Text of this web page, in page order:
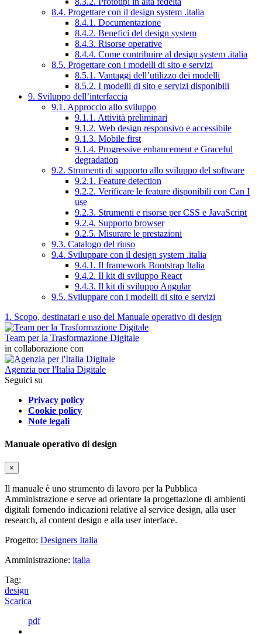
8.4. Progettare con il design system .italia
8.4.1. Documentazione
8.4.2. Benefici del design system
8.4.3. Risorse operative
8.4.4. Come contribuire al design system .italia
8.5. Progettare con i modelli di sito e servizi
8.5.1. Vantaggi dell’utilizzo dei modelli
8.5.2. I modelli di sito e servizi disponibili
9. Sviluppo dell’interfaccia
9.1. Approccio allo sviluppo
9.1.1. Attività preliminari
9.1.2. Web design responsivo e accessibile
9.1.3. Mobile first
9.1.4. Progressive enhancement e Graceful
degradation
9.2. Strumenti di supporto allo sviluppo del software
9.2.1. Feature detection
9.2.2. Verificare le feature disponibili con Can I
use
9.2.3. Strumenti e risorse per CSS e JavaScript
9.2.4. Supporto browser
9.2.5. Misurare le prestazioni
9.3. Catalogo del riuso
9.4. Sviluppare con il design system .italia
9.4.1. Il framework Bootstrap Italia
9.4.2. Il kit di sviluppo React
9.4.3. Il kit di sviluppo Angular
9.5. Sviluppare con i modelli di sito e servizi
1. Scopo, destinatari e uso del Manuale operativo di design
Team per la Trasformazione Digitale
in collaborazione con
Agenzia per l'Italia Digitale
Seguici su
Privacy policy
Cookie policy
Note legali
Manuale operativo di design
×
Il manuale è uno strumento di lavoro per la Pubblica
Amministrazione e serve ad orientare la progettazione di ambienti
digitali fornendo indicazioni relative al service design, alla user
research, al content design e alla user interface.
Progetto: Designers Italia
Amministrazione: italia
Tag:
design
Scarica
pdf